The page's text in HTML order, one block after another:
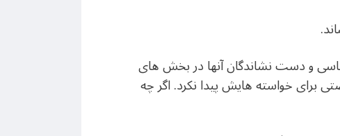
و دست نشاندگان آنها در بخش های
برای خواسته هایش پیدا نکرد. اگر چه